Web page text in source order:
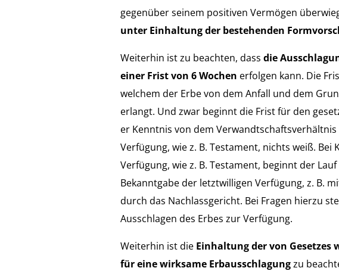
gegenüber seinem positiven Vermögen
unter Einhaltung der bestehenden
Weiterhin ist zu beachten, dass die
einer Frist von 6 Wochen erfolgen kann. Die
welchem der Erbe von dem Anfall und dem
erlangt. Und zwar beginnt die Frist für den
er Kenntnis von dem
Verfügung, wie z. B. Testament, nichts weiß.
Verfügung, wie z. B. Testament, beginnt der
Bekanntgabe der letztwilligen Verfügung, z. B.
durch das Nachlassgericht. Bei Fragen hierzu
Ausschlagen des Erbes zur Verfügung.
Weiterhin ist die Einhaltung der von Gesetzes
für eine wirksame Erbausschlagungzu